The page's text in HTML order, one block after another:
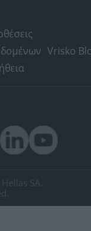
Vrisko
SA.